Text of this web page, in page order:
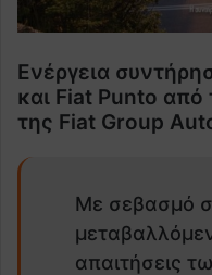
Ενέργεια
και Fiat Punto από
της Fiat Group
Με σεβασμό
απαιτήσεις